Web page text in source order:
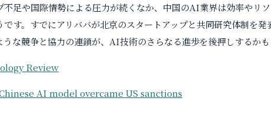
不足や国際情勢による圧力が続くなか、中国のAI業界は効率やリ
です。すでにアリババが北京のスタートアップと共同研究体制を
うな競争と協力の連鎖が、AI技術のさらなる進歩を後押しするかも
Review
AI model overcame US sanctions